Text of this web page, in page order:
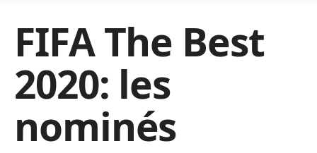
FIFA The Best
2020: les
nominés